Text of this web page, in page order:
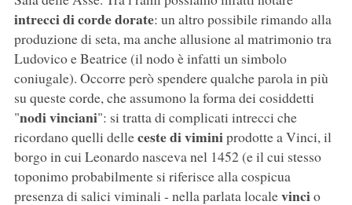
intrecci di corde dorate: un altro possibile rimando alla
produzione di seta, ma anche allusione al matrimonio tra
Ludovico e Beatrice (il nodo è infatti un simbolo
coniugale). Occorre però spendere qualche parola in più
su queste corde, che assumono la forma dei cosiddetti
"nodi vinciani": si tratta di complicati intrecci che
ricordano quelli delleceste di viminiprodotte a Vinci, il
borgo in cui Leonardo nasceva nel 1452 (e il cui stesso
toponimo probabilmente si riferisce alla cospicua
presenza di salici viminali - nella parlata localevincio